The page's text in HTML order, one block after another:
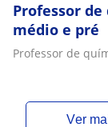
Professor
médio e pré
Professor de
ver